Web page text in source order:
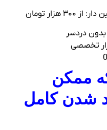
تومان
دردسر
تخصصی
ممکن
شدن کامل